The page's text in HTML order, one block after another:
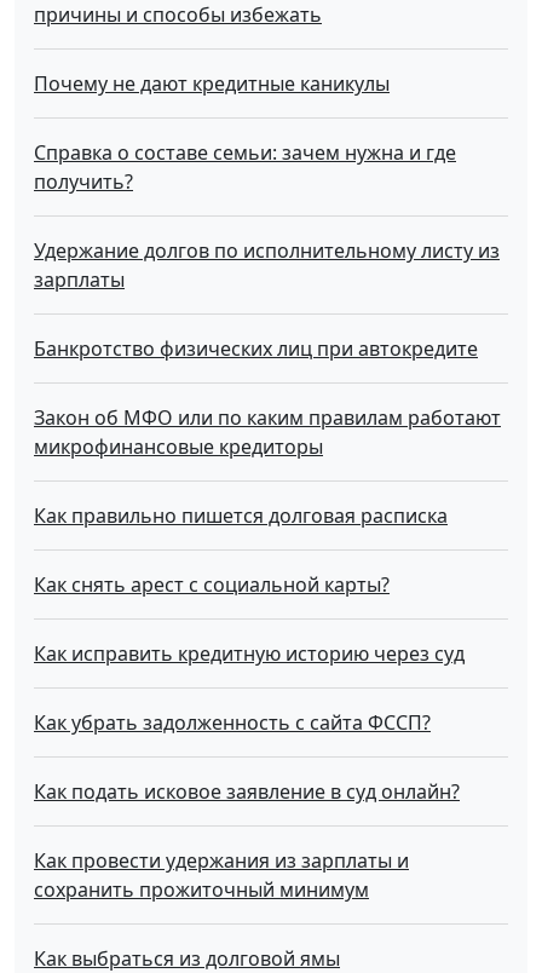
причины и способы избежать
Почему не дают кредитные каникулы
Справка о составе семьи: зачем нужна и где
получить?
Удержание долгов по исполнительному листу из
зарплаты
Банкротство физических лиц при автокредите
Закон об МФО или по каким правилам работают
микрофинансовые кредиторы
Как правильно пишется долговая расписка
Как снять арест с социальной карты?
Как исправить кредитную историю через суд
Как убрать задолженность с сайта ФССП?
Как подать исковое заявление в суд онлайн?
Как провести удержания из зарплаты и
сохранить прожиточный минимум
Как выбраться из долговой ямы